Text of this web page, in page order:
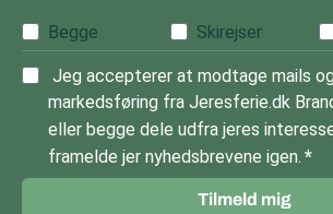
Begge Skirejser
Jeg accepterer at modtage mails
markedsføring fra Jeresferie.dk
eller begge dele udfra jeres
framelde jer nyhedsbrevene igen.
Tilmeld mig